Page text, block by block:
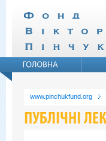
www.pinchukfund.org